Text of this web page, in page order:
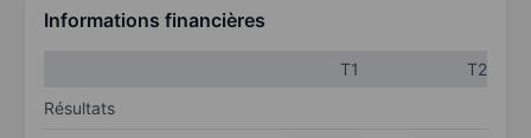
Informations financières
T1
T2
Résultats